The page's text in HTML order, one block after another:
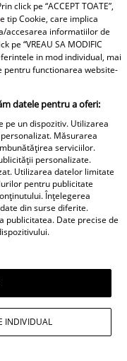
Laurei Cosoi,
Curticăpean, a
cel mai așteptat
- a spus sexul
de-al 5-lea copil!!
4 fetițe urmează...
Craiu:
esențiale de
ajutor în cazul în
copilul se îneacă
click pe “ACCEPT TOATE”,
tip Cookie, care implica
accesarea informatiilor de
pe “VREAU SA MODIFIC
in mod individual, mai
pentru functionarea website-
datele pentru a oferi:
pe un dispozitiv. Utilizarea
Măsurarea
serviciilor.
personalizate.
Utilizarea datelor limitate
pentru publicitate
Înțelegerea
din surse diferite.
publicitatea. Date precise de
INDIVIDUAL